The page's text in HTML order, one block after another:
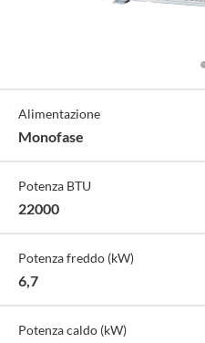
Specifiche
Tecniche
Alimentazione
Monofase
Potenza BTU
22000
Potenza freddo (kW)
6,7
Potenza caldo (kW)